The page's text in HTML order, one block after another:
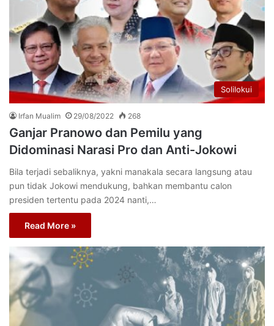
Solilokui
Irfan Mualim 29/08/2022 268
Ganjar Pranowo dan Pemilu yang
Didominasi Narasi Pro dan Anti-Jokowi
Bila terjadi sebaliknya, yakni manakala secara langsung atau
pun tidak Jokowi mendukung, bahkan membantu calon
presiden tertentu pada 2024 nanti,…
Read More »